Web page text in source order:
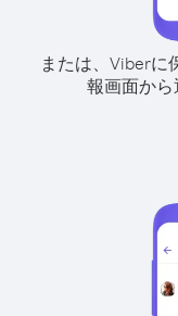
または、Viberに
報画面から